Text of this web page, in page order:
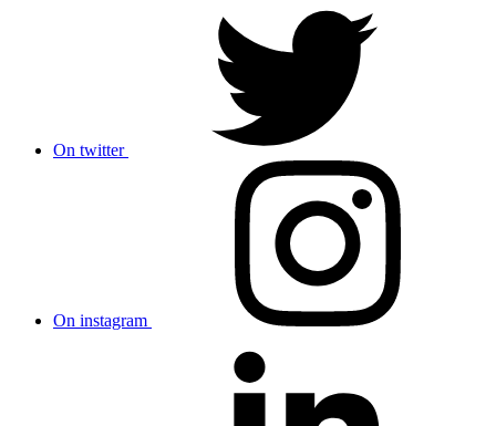
On twitter
On instagram